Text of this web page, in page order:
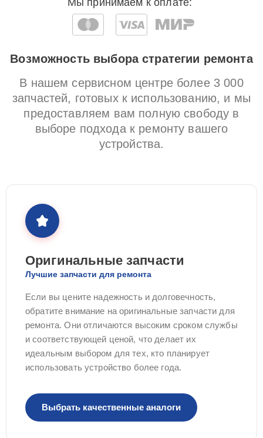
Мы принимаем к оплате:
Возможность выбора стратегии ремонта
В нашем сервисном центре более 3 000
запчастей, готовых к использованию, и мы
предоставляем вам полную свободу в
выборе подхода к ремонту вашего
устройства.
Оригинальные запчасти
Лучшие запчасти для ремонта
Если вы цените надежность и долговечность,
обратите внимание на оригинальные запчасти для
ремонта. Они отличаются высоким сроком службы
и соответствующей ценой, что делает их
идеальным выбором для тех, кто планирует
использовать устройство более года.
Выбрать качественные аналоги